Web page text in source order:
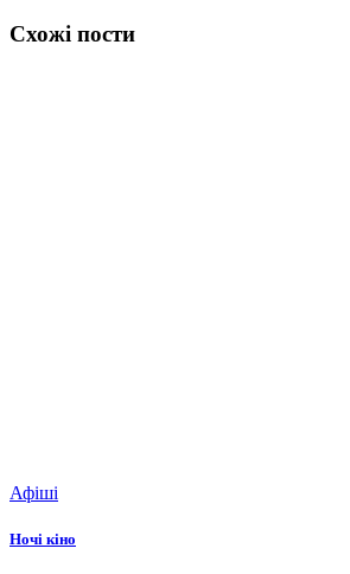
Схожі пости
Афіші
Ночі кіно